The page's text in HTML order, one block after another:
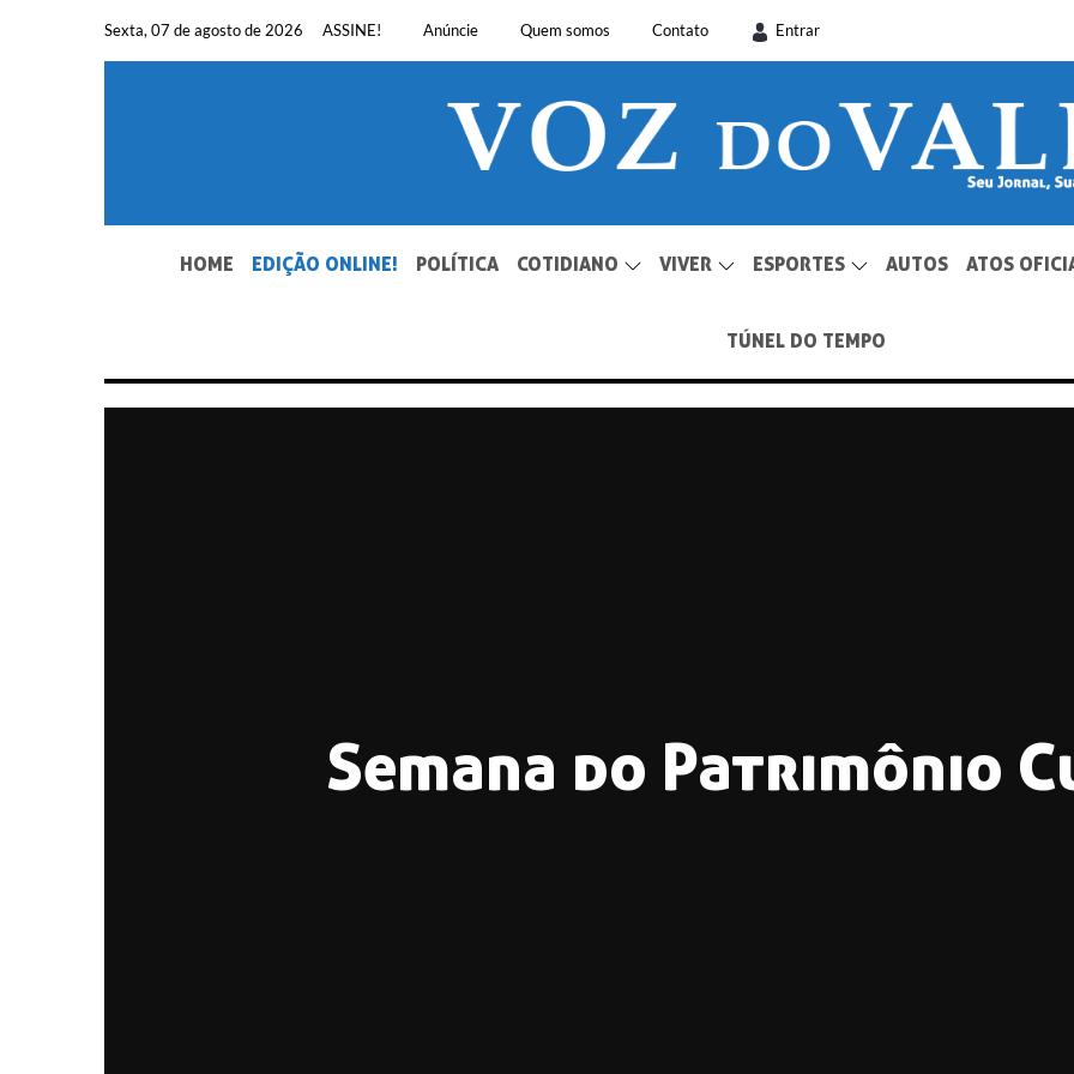
Sexta, 07 de agosto de 2026 ASSINE! Anúncie Quem somos Contato Entrar
SEU JORNAL, SUA VOZ. DESDE 1948.
HOME EDIÇÃO ONLINE! POLÍTICA COTIDIANO VIVER ESPORTES AUTOS ATOS
TÚNEL DO TEMPO
Semana do Patrimônio